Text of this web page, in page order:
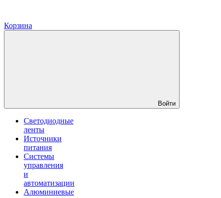
Корзина
Войти
Светодиодные
ленты
Источники
питания
Системы
управления
и
автоматизации
Алюминиевые